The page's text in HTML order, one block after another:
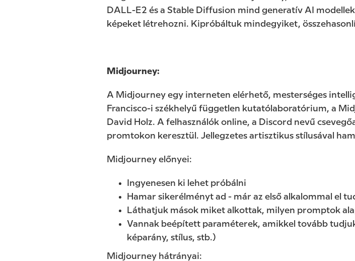
DALL-E2 és a Stable Diffusion mind generatív AI
képeket létrehozni. Kipróbáltuk mindegyiket,
Midjourney:
A Midjourney egy interneten elérhető, mesterséges
Francisco-i székhelyű független kutatólaboratórium, a
David Holz. A felhasználók online, a Discord nevű
promtokon keresztül. Jellegzetes artisztikus stílusával
Midjourney előnyei:
Ingyenesen ki lehet próbálni
Hamar sikerélményt ad - már az első alkalommal el
Láthatjuk mások miket alkottak, milyen promptok
Vannak beépített paraméterek, amikkel tovább
képarány, stílus, stb.)
Midjourney hátrányai: